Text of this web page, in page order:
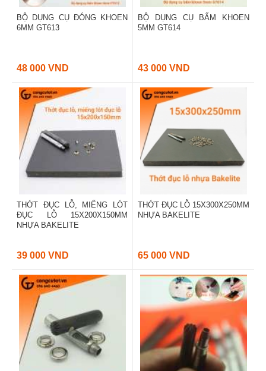
BỘ DỤNG CỤ ĐÓNG KHOEN
6MM GT613
48 000 VND
BỘ DỤNG CỤ BẤM KHOEN
5MM GT614
43 000 VND
THỚT ĐỤC LỖ, MIẾNG LÓT
ĐỤC LỖ 15X200X150MM
NHỰA BAKELITE
39 000 VND
THỚT ĐỤC LỖ 15X300X250MM
NHỰA BAKELITE
65 000 VND